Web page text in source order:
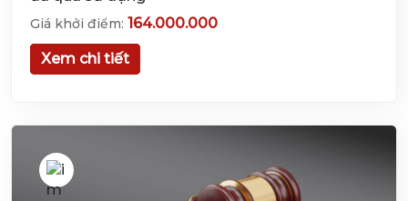
Giá khởi điểm: 164.000.000
Xem chi tiết